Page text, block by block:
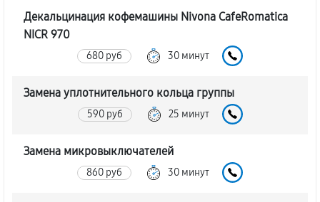
Декальцинация кофемашины Nivona CafeRomatica
NICR 970
680 руб 30 минут
Замена уплотнительного кольца группы
590 руб 25 минут
Замена микровыключателей
860 руб 30 минут